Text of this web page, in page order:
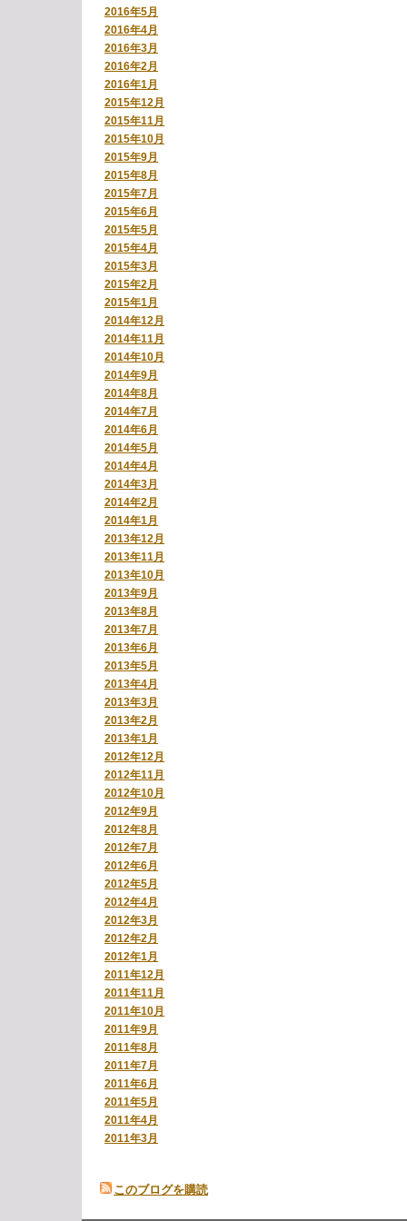
2016年5月
2016年4月
2016年3月
2016年2月
2016年1月
2015年12月
2015年11月
2015年10月
2015年9月
2015年8月
2015年7月
2015年6月
2015年5月
2015年4月
2015年3月
2015年2月
2015年1月
2014年12月
2014年11月
2014年10月
2014年9月
2014年8月
2014年7月
2014年6月
2014年5月
2014年4月
2014年3月
2014年2月
2014年1月
2013年12月
2013年11月
2013年10月
2013年9月
2013年8月
2013年7月
2013年6月
2013年5月
2013年4月
2013年3月
2013年2月
2013年1月
2012年12月
2012年11月
2012年10月
2012年9月
2012年8月
2012年7月
2012年6月
2012年5月
2012年4月
2012年3月
2012年2月
2012年1月
2011年12月
2011年11月
2011年10月
2011年9月
2011年8月
2011年7月
2011年6月
2011年5月
2011年4月
2011年3月
このブログを購読